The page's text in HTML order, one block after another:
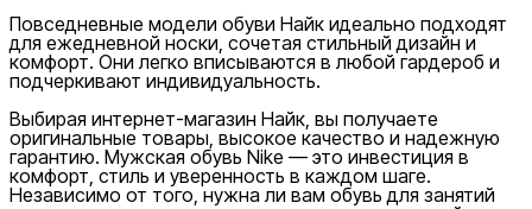
Повседневные модели обуви Найк идеально подходят
для ежедневной носки, сочетая стильный дизайн и
комфорт. Они легко вписываются в любой гардероб и
подчеркивают индивидуальность.
Выбирая интернет-магазин Найк, вы получаете
оригинальные товары, высокое качество и надежную
гарантию. Мужская обувь Nike — это инвестиция в
комфорт, стиль и уверенность в каждом шаге.
Независимо от того, нужна ли вам обувь для занятий